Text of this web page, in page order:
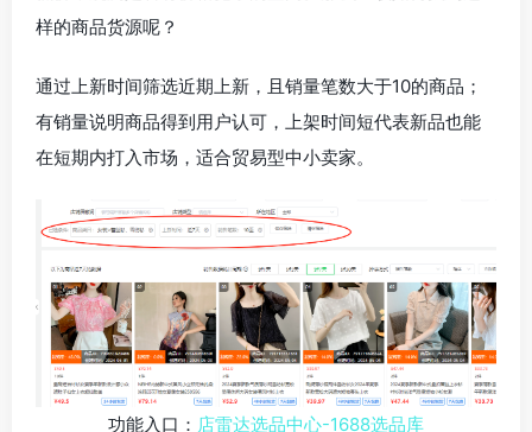
样的商品货源呢？
通过上新时间筛选近期上新，且销量笔数大于10的商品；
有销量说明商品得到用户认可，上架时间短代表新品也能
在短期内打入市场，适合贸易型中小卖家。
功能入口： 店雷达选品中心-1688选品库